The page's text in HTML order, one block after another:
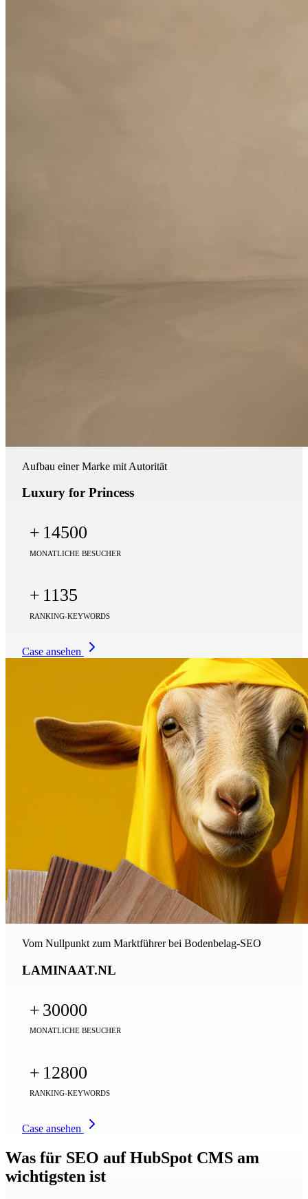
Aufbau einer Marke mit Autorität
Luxury for Princess
+ 14500
MONATLICHE BESUCHER
+ 1135
RANKING-KEYWORDS
Case ansehen
Vom Nullpunkt zum Marktführer bei Bodenbelag-SEO
LAMINAAT.NL
+ 30000
MONATLICHE BESUCHER
+ 12800
RANKING-KEYWORDS
Case ansehen
Was für SEO auf HubSpot CMS am
wichtigsten ist